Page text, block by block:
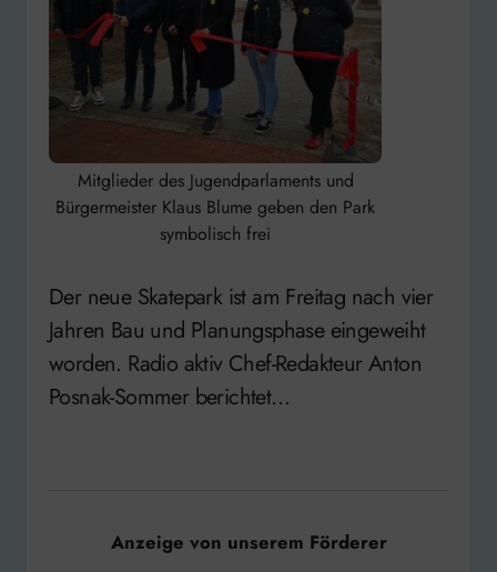
Mitglieder des Jugendparlaments und
Bürgermeister Klaus Blume geben den Park
symbolisch frei
Der neue Skatepark ist am Freitag nach vier
Jahren Bau und Planungsphase eingeweiht
worden. Radio aktiv Chef-Redakteur Anton
Posnak-Sommer berichtet…
Anzeige von unserem Förderer